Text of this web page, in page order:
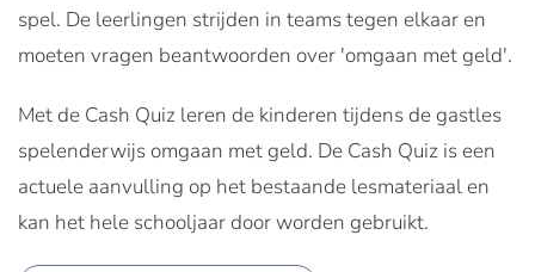
spel. De leerlingen strijden in teams tegen elkaar en
moeten vragen beantwoorden over 'omgaan met geld'.
Met de Cash Quiz leren de kinderen tijdens de gastles
spelenderwijs omgaan met geld. De Cash Quiz is een
actuele aanvulling op het bestaande lesmateriaal en
kan het hele schooljaar door worden gebruikt.